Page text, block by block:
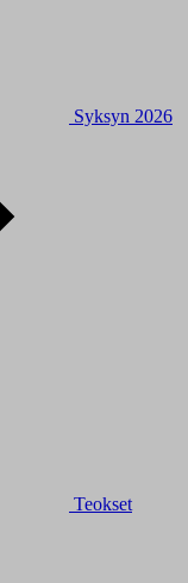
Syksyn 2026
Teokset